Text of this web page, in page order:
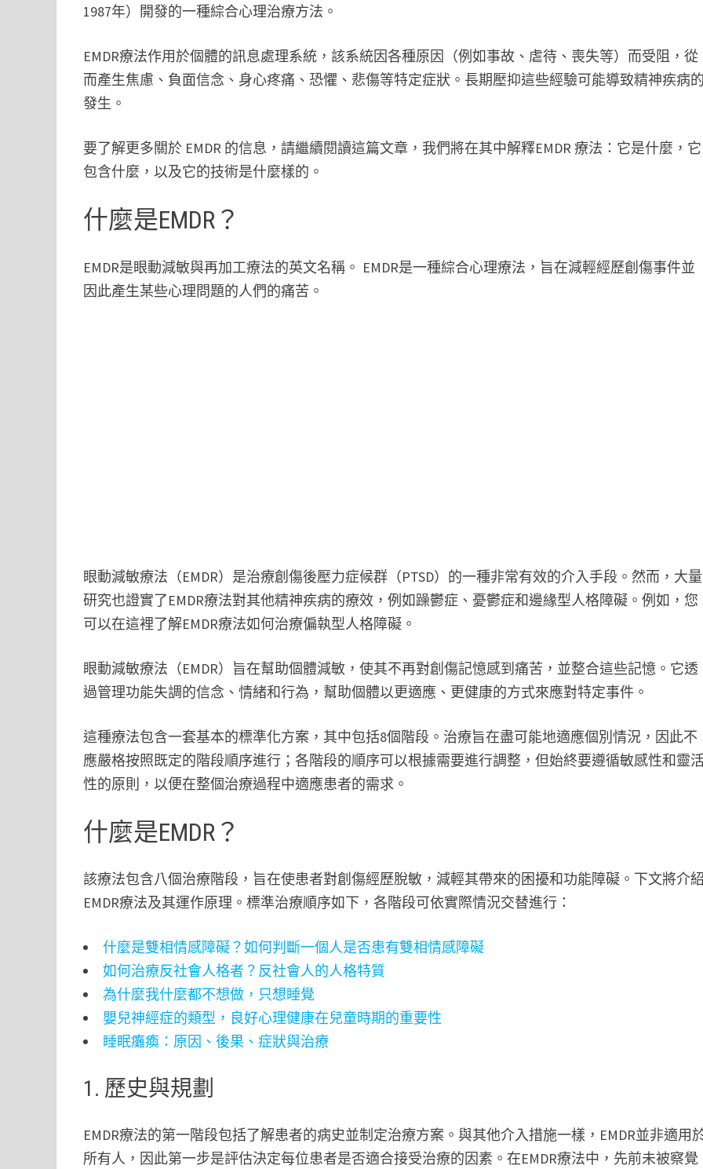
1987年）開發的一種綜合心理治療方法。
EMDR療法作用於個體的訊息處理系統，該系統因各種原因（例如事故、虐待、喪失等）而受阻，從
而產生焦慮、負面信念、身心疼痛、恐懼、悲傷等特定症狀。長期壓抑這些經驗可能導致精神疾病
發生。
要了解更多關於 EMDR 的信息，請繼續閱讀這篇文章，我們將在其中解釋EMDR 療法：它是什麼，它
包含什麼，以及它的技術是什麼樣的。
什麼是EMDR？
EMDR是眼動減敏與再加工療法的英文名稱。 EMDR是一種綜合心理療法，旨在減輕經歷創傷事件並
因此產生某些心理問題的人們的痛苦。
眼動減敏療法（EMDR）是治療創傷後壓力症候群（PTSD）的一種非常有效的介入手段。然而，大量
研究也證實了EMDR療法對其他精神疾病的療效，例如躁鬱症、憂鬱症和邊緣型人格障礙。例如，您
可以在這裡了解EMDR療法如何治療偏執型人格障礙。
眼動減敏療法（EMDR）旨在幫助個體減敏，使其不再對創傷記憶感到痛苦，並整合這些記憶。它透
過管理功能失調的信念、情緒和行為，幫助個體以更適應、更健康的方式來應對特定事件。
這種療法包含一套基本的標準化方案，其中包括8個階段。治療旨在盡可能地適應個別情況，因此不
應嚴格按照既定的階段順序進行；各階段的順序可以根據需要進行調整，但始終要遵循敏感性和靈
性的原則，以便在整個治療過程中適應患者的需求。
什麼是EMDR？
該療法包含八個治療階段，旨在使患者對創傷經歷脫敏，減輕其帶來的困擾和功能障礙。下文將介
EMDR療法及其運作原理。標準治療順序如下，各階段可依實際情況交替進行：
什麼是雙相情感障礙？如何判斷一個人是否患有雙相情感障礙
如何治療反社會人格者？反社會人的人格特質
為什麼我什麼都不想做，只想睡覺
嬰兒神經症的類型，良好心理健康在兒童時期的重要性
睡眠癱瘓：原因、後果、症狀與治療
1. 歷史與規劃
EMDR療法的第一階段包括了解患者的病史並制定治療方案。與其他介入措施一樣，EMDR並非適用
所有人，因此第一步是評估決定每位患者是否適合接受治療的因素。在EMDR療法中，先前未被察覺